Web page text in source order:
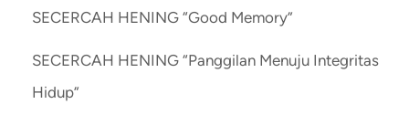
SECERCAH HENING “Good Memory”
SECERCAH HENING “Panggilan Menuju Integritas
Hidup”